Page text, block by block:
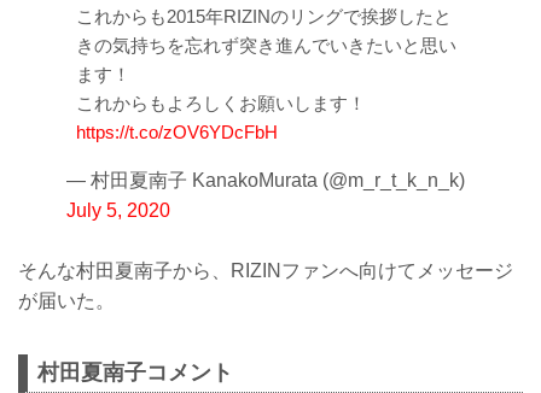
これからも2015年RIZINのリングで挨拶したと
きの気持ちを忘れず突き進んでいきたいと思い
ます！
これからもよろしくお願いします！
https://t.co/zOV6YDcFbH
— 村田夏南子 KanakoMurata (@m_r_t_k_n_k)
July 5, 2020
そんな村田夏南子から、RIZINファンへ向けてメッセージ
が届いた。
村田夏南子コメント